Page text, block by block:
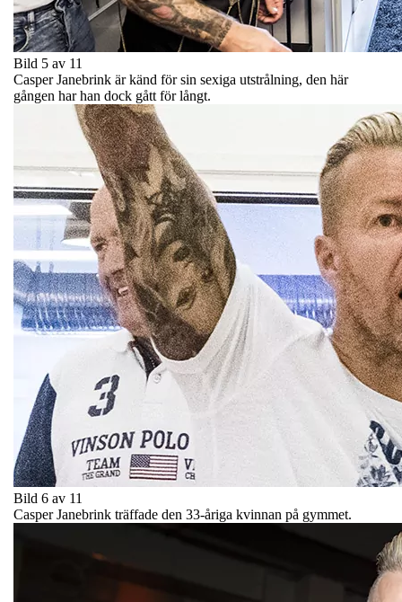
Bild 5 av 11
Casper Janebrink är känd för sin sexiga utstrålning, den här
gången har han dock gått för långt.
Bild 6 av 11
Casper Janebrink träffade den 33-åriga kvinnan på gymmet.